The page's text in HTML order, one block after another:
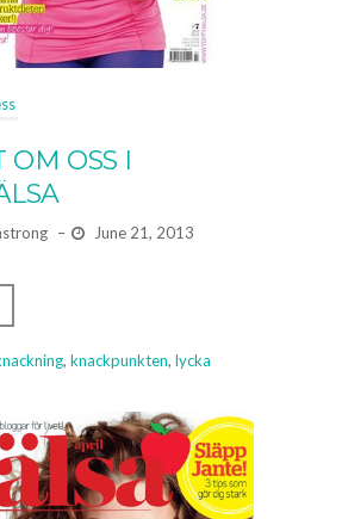
OM OSS I
– June 21, 2013
, knackpunkten, lycka